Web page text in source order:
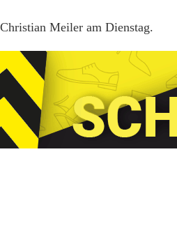
Meiler am Dienstag.